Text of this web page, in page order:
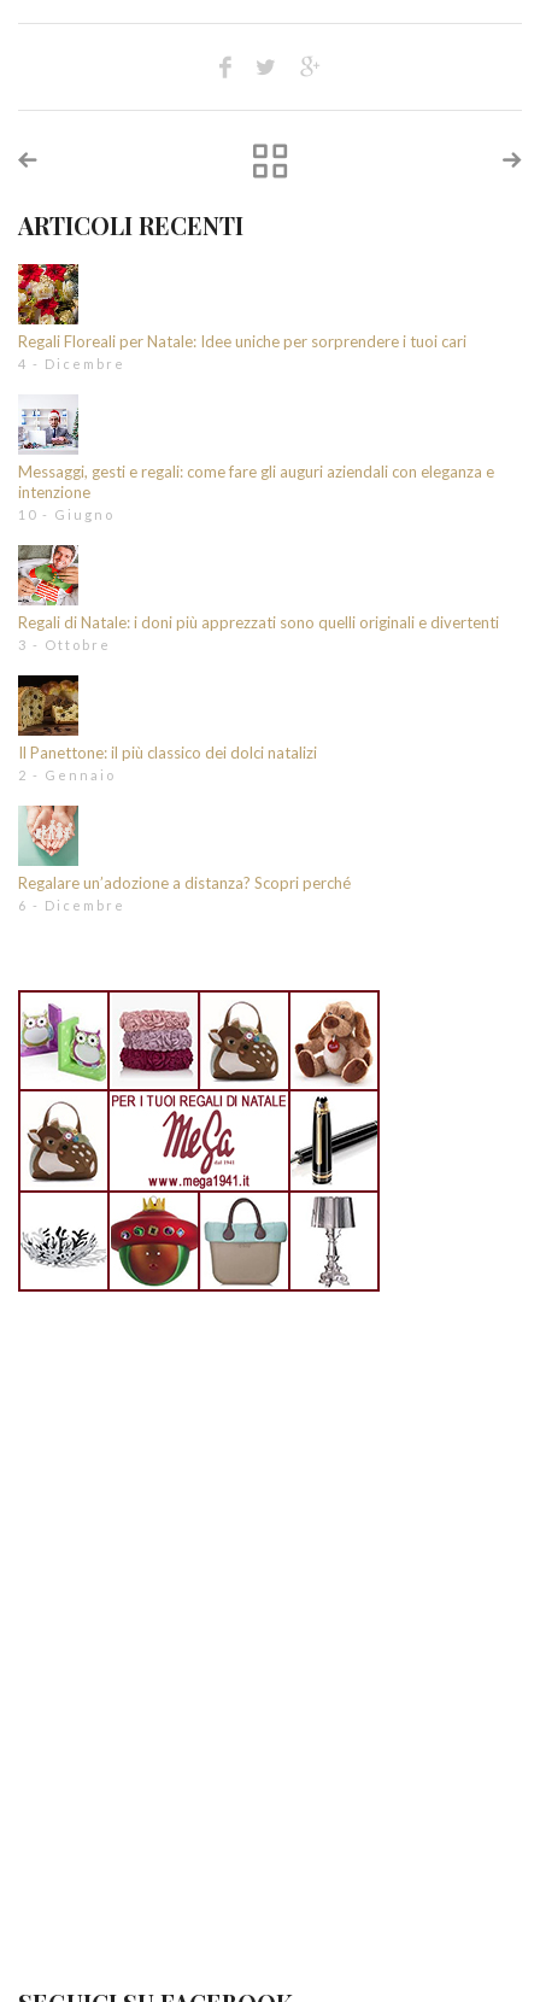
ARTICOLI RECENTI
Regali Floreali per Natale: Idee uniche per sorprendere i tuoi cari
4 - Dicembre
Messaggi, gesti e regali: come fare gli auguri aziendali con eleganza e
intenzione
10 - Giugno
Regali di Natale: i doni più apprezzati sono quelli originali e divertenti
3 - Ottobre
Il Panettone: il più classico dei dolci natalizi
2 - Gennaio
Regalare un’adozione a distanza? Scopri perché
6 - Dicembre